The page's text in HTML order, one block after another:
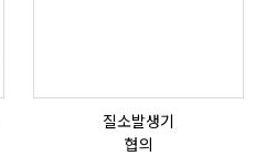
질소발생기
협의